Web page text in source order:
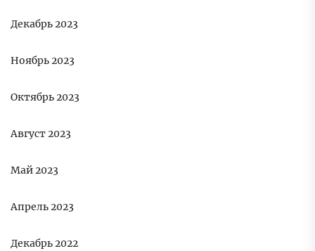
Декабрь 2023
Ноябрь 2023
Октябрь 2023
Август 2023
Май 2023
Апрель 2023
Декабрь 2022